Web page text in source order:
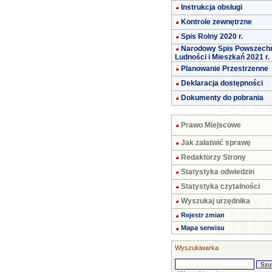
Instrukcja obsługi
Kontrole zewnętrzne
Spis Rolny 2020 r.
Narodowy Spis
Ludności i Mieszkań 2021 r.
Planowanie Przestrzenne
Deklaracja dostępności
Dokumenty do pobrania
Prawo Miejscowe
Jak załatwić sprawę
Redaktorzy Strony
Statystyka odwiedzin
Statystyka czytalności
Wyszukaj urzędnika
Rejestr zmian
Mapa serwisu
Wyszukiwarka